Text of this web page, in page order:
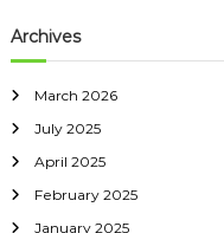
i
g
a
t
Archives
March 2026
July 2025
April 2025
February 2025
January 2025